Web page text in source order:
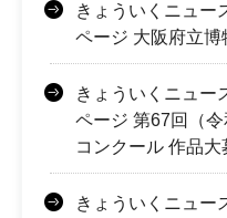
きょういくニュー
ページ 大阪府立博
きょういくニュー
ページ 第67回（
コンクール 作品大
きょういくニュー